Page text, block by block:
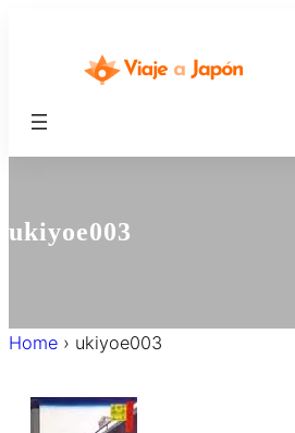
ukiyoe003
Home › ukiyoe003